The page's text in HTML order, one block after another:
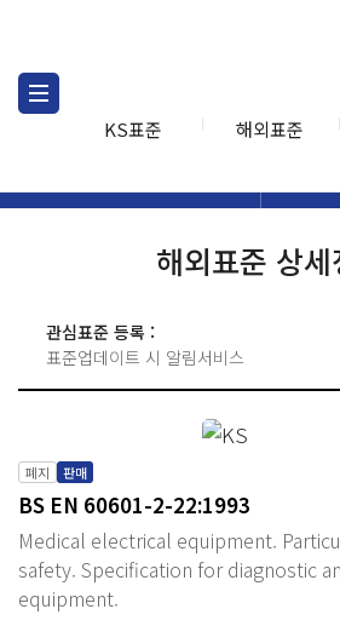
KS표준 해외표준
해외표준 상세
관심표준 등록 :
표준업데이트 시 알림서비스
폐지 판매
BS EN 60601-2-22:1993
Medical electrical equipment.
safety. Specification for diagnostic
equipment.